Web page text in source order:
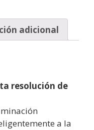
adicional
resolución de
a la